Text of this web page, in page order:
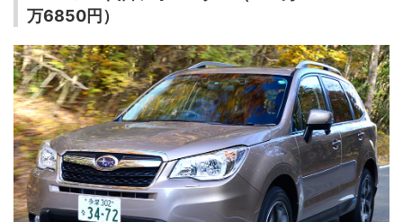
万6850円）